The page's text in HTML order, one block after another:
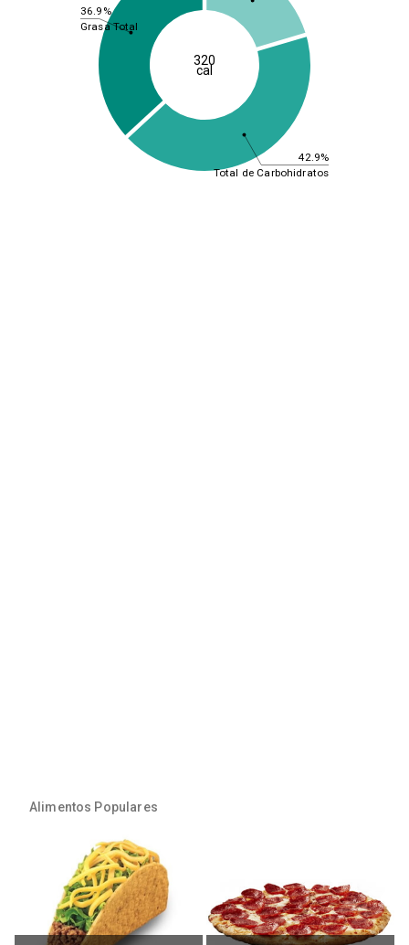
42.9%
36.9%
Total de Carbohidratos
Grasa Total
320
cal
Alimentos Populares